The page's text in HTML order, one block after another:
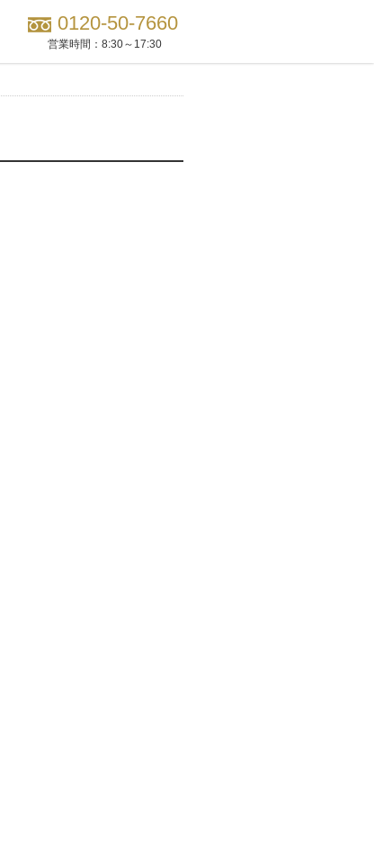
0120-50-7660
営業時間： 8:30～17:30